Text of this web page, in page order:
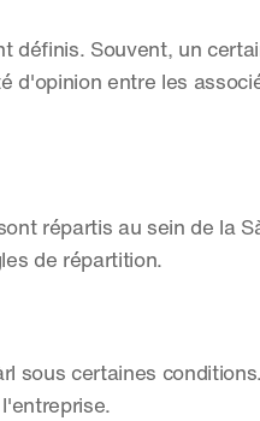
définis. Souvent, un
d'opinion entre les
répartis au sein de la
de répartition.
sous certaines